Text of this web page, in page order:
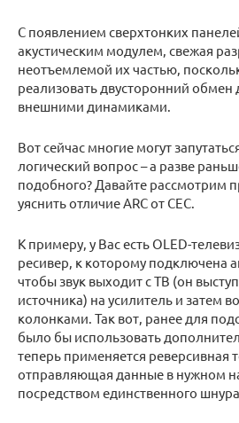
С появлением сверхтонких
акустическим модулем, свежая
неотъемлемой их частью,
реализовать двусторонний
внешними динамиками.
Вот сейчас многие могут
логический вопрос – а разве
подобного? Давайте рассмотрим
уяснить отличие ARC от CEC.
К примеру, у Вас есть OLED-
ресивер, к которому подключена
чтобы звук выходит с ТВ (он
источника) на усилитель и затем
колонками. Так вот, ранее для
было бы использовать
теперь применяется реверсивная
отправляющая данные в нужном
посредством единственного